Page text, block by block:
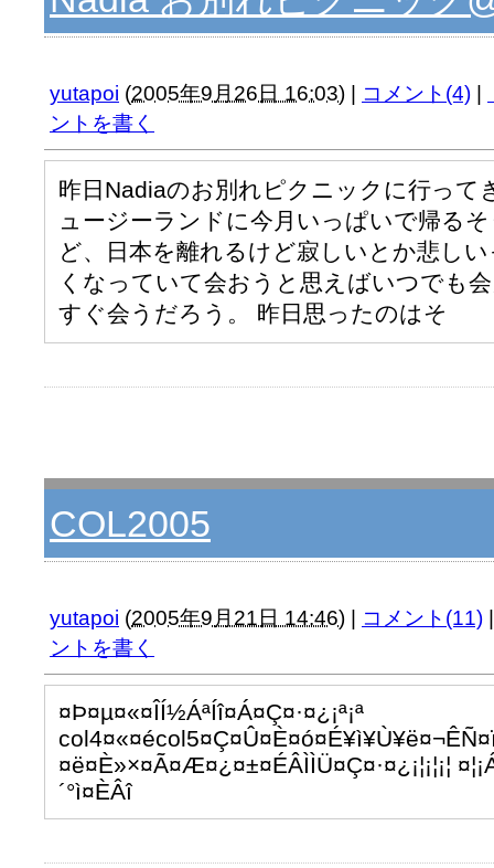
yutapoi (2005年9月26日 16:03) | コメント(4) |
ントを書く
昨日Nadiaのお別れピクニックに行って
ュージーランドに今月いっぱいで帰る
ど、日本を離れるけど寂しいとか悲し
くなっていて会おうと思えばいつでも
すぐ会うだろう。 昨日思ったのはそ
COL2005
yutapoi (2005年9月21日 14:46) | コメント(11) |
ントを書く
¤Þ¤µ¤«¤ÎÍ½ÁªÍî¤Á¤Ç¤·¤¿¡ª¡ª
¤ë¤È»×¤Ã¤Æ¤¿¤±¤ÉÂÌÌÜ¤Ç¤·¤¿¡¦¡¦¡¦
´°ì¤ÈÂî